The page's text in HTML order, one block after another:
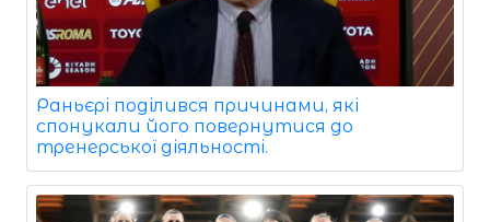
Раньєрі поділився причинами, які
спонукали його повернутися до
тренерської діяльності.